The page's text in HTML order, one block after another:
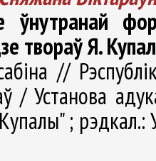
ўнутранай
твораў Я.
//
/ Установа
;